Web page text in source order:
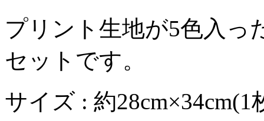
プリント生地が5色入っ
セットです。
サイズ : 約